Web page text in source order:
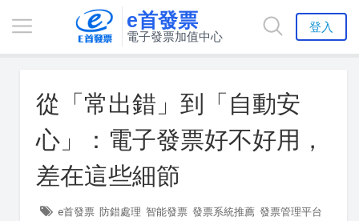
e首發票
電子發票加值中心
登入
從「常出錯」到「自動安
心」：電子發票好不好用，
差在這些細節
e首發票 防錯處理 智能發票 發票系統推薦 發票管理平台